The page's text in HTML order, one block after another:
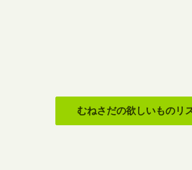
むねさだの欲しいものリ